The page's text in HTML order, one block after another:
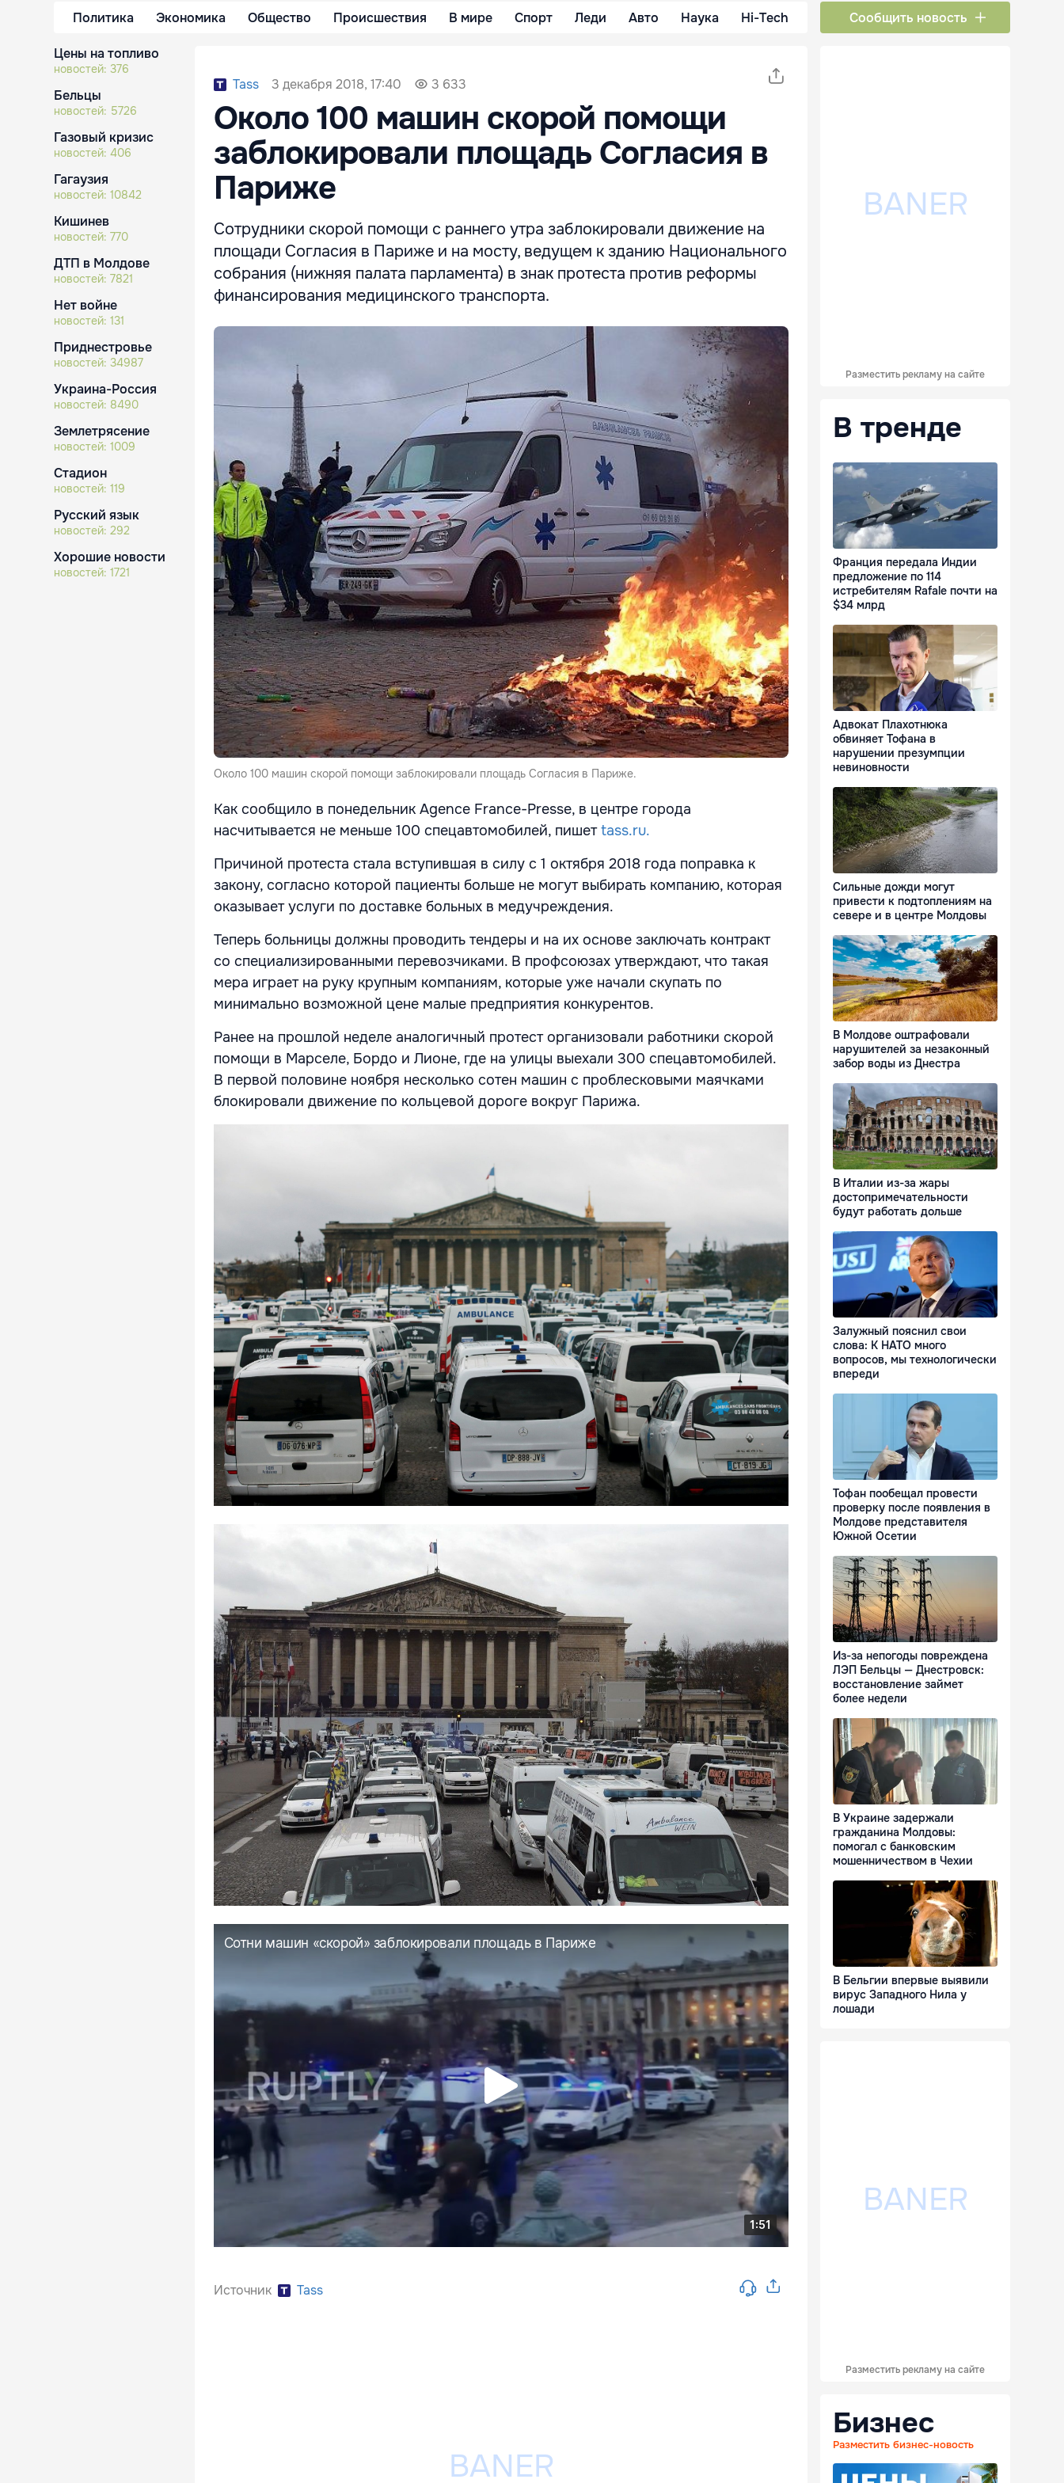
Политика Экономика Общество Происшествия В мире Спорт Леди Авто Наука Hi-Tech Сообщить новость
Цены на топливо
новостей: 376
Бельцы
новостей: 5726
Газовый кризис
новостей: 406
Гагаузия
новостей: 10842
Кишинев
новостей: 770
ДТП в Молдове
новостей: 7821
Нет войне
новостей: 131
Приднестровье
новостей: 34987
Украина-Россия
новостей: 8490
Землетрясение
новостей: 1009
Стадион
новостей: 119
Русский язык
новостей: 292
Хорошие новости
новостей: 1721
Tass 3 декабря 2018, 17:40 3 633
Около 100 машин скорой помощи
заблокировали площадь Согласия в
Париже
Сотрудники скорой помощи с раннего утра заблокировали движение на
площади Согласия в Париже и на мосту, ведущем к зданию Национального
собрания (нижняя палата парламента) в знак протеста против реформы
финансирования медицинского транспорта.
Около 100 машин скорой помощи заблокировали площадь Согласия в Париже.
Как сообщило в понедельник Agence France-Presse, в центре города
насчитывается не меньше 100 спецавтомобилей, пишетtass.ru.
Причиной протеста стала вступившая в силу с 1 октября 2018 года поправка к
закону, согласно которой пациенты больше не могут выбирать компанию, которая
оказывает услуги по доставке больных в медучреждения.
Теперь больницы должны проводить тендеры и на их основе заключать контракт
со специализированными перевозчиками. В профсоюзах утверждают, что такая
мера играет на руку крупным компаниям, которые уже начали скупать по
минимально возможной цене малые предприятия конкурентов.
Ранее на прошлой неделе аналогичный протест организовали работники скорой
помощи в Марселе, Бордо и Лионе, где на улицы выехали 300 спецавтомобилей.
В первой половине ноября несколько сотен машин с проблесковыми маячками
блокировали движение по кольцевой дороге вокруг Парижа.
Источник Tass
Разместить рекламу на сайте
В тренде
Франция передала Индии
предложение по 114
истребителям Rafale почти на
$34 млрд
Адвокат Плахотнюка
обвиняет Тофана в
нарушении презумпции
невиновности
Сильные дожди могут
привести к подтоплениям на
севере и в центре Молдовы
В Молдове оштрафовали
нарушителей за незаконный
забор воды из Днестра
В Италии из-за жары
достопримечательности
будут работать дольше
Залужный пояснил свои
слова: К НАТО много
вопросов, мы технологически
впереди
Тофан пообещал провести
проверку после появления в
Молдове представителя
Южной Осетии
Из-за непогоды повреждена
ЛЭП Бельцы — Днестровск:
восстановление займет
более недели
В Украине задержали
гражданина Молдовы:
помогал с банковским
мошенничеством в Чехии
В Бельгии впервые выявили
вирус Западного Нила у
лошади
Разместить рекламу на сайте
Бизнес
Разместить бизнес-новость